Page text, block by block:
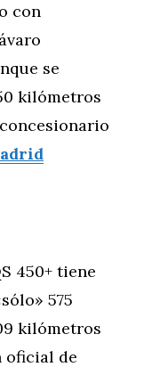
con
se
kilómetros
450+ tiene
575
kilómetros
oficial de